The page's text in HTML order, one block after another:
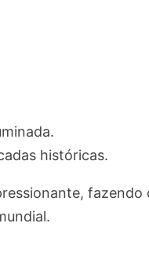
históricas.
fazendo